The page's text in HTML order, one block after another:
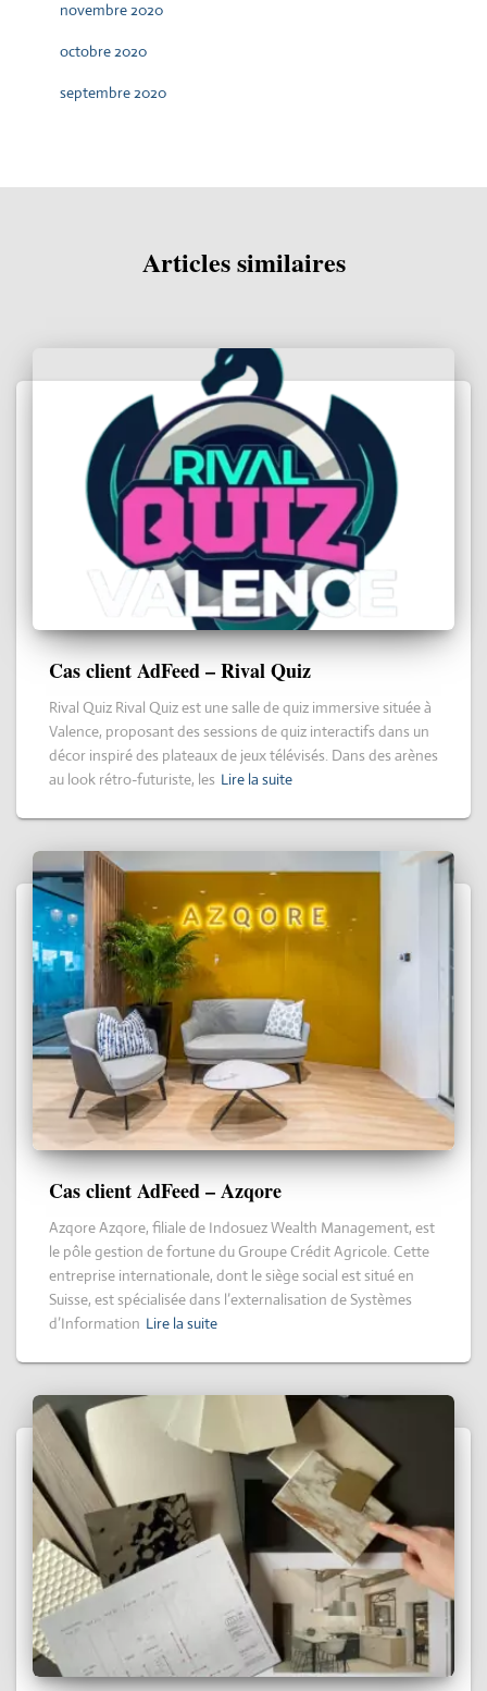
novembre 2020
octobre 2020
septembre 2020
Articles similaires
Cas client AdFeed – Rival Quiz
Rival Quiz Rival Quiz est une salle de quiz immersive située à
Valence, proposant des sessions de quiz interactifs dans un
décor inspiré des plateaux de jeux télévisés. Dans des arènes
au look rétro-futuriste, les Lire la suite
Cas client AdFeed – Azqore
Azqore Azqore, filiale de Indosuez Wealth Management, est
le pôle gestion de fortune du Groupe Crédit Agricole. Cette
entreprise internationale, dont le siège social est situé en
Suisse, est spécialisée dans l’externalisation de Systèmes
d’Information Lire la suite